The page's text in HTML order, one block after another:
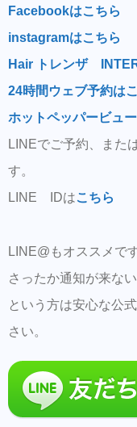
Facebookはこちら
instagramはこちら
Hair トレンザ
24時間ウェブ予約は
ホットペッパービュ
LINEでご予約、また
す。
LINE IDはこちら
LINE@もオススメで
さったか通知が来な
という方は安心な公
さい。